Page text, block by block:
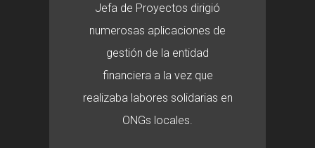
Jefa de Proyectos dirigió
numerosas aplicaciones de
gestión de la entidad
financiera a la vez que
realizaba labores solidarias en
ONGs locales.